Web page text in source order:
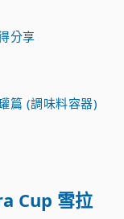
分享
篇 (調味料容器)
Cup 雪拉